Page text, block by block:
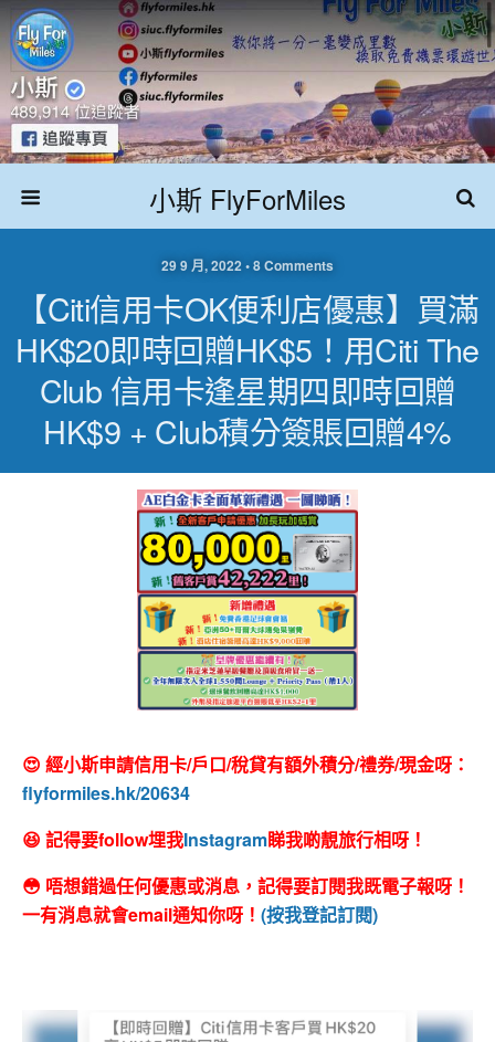
小斯 FlyForMiles
29 9 月, 2022 • 8 Comments
【Citi信用卡OK便利店優惠】買滿
HK$20即時回贈HK$5！用Citi The
Club 信用卡逢星期四即時回贈
HK$9 + Club積分簽賬回贈4%
😍 經小斯申請信用卡/戶口/稅貸有額外積分/禮券/現金呀：
flyformiles.hk/20634
😆 記得要follow埋我Instagram睇我啲靚旅行相呀！
😳 唔想錯過任何優惠或消息，記得要訂閱我既電子報呀！
一有消息就會email通知你呀！ (按我登記訂閱)